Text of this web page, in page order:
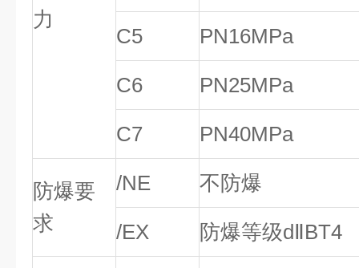
力
C5 PN16MPa
C6 PN25MPa
C7 PN40MPa
防爆要
求
/NE 不防爆
/EX 防爆等级dⅡBT4